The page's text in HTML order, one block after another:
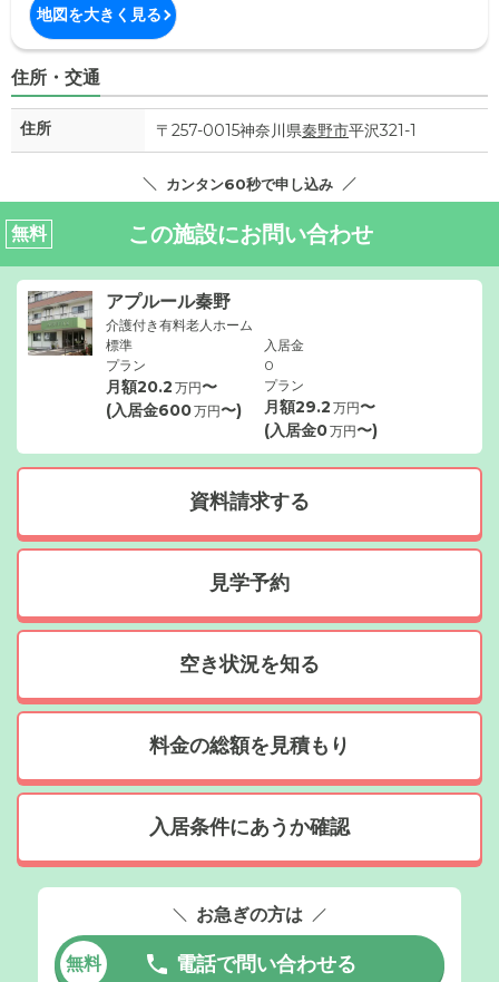
地図を大きく見る
住所・交通
住所 〒257-0015神奈川県秦野市平沢321-1
カンタン60秒で申し込み
無料 この施設にお問い合わせ
アプルール秦野
介護付き有料老人ホーム
標準
プラン
月額20.2 万円〜
(入居金600万円〜)
入居金
0
プラン
月額29.2 万円〜
(入居金0万円〜)
資料請求する
見学予約
空き状況を知る
料金の総額を見積もり
入居条件にあうか確認
お急ぎの方は
無料 電話で問い合わせる